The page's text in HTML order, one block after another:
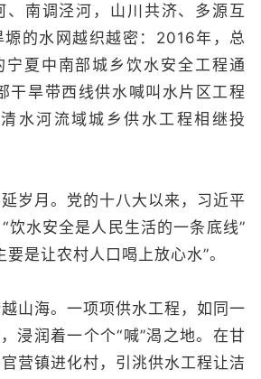
南调泾河，山川共济、多源互
的水网越织越密：2016年，总
夏中南部城乡饮水安全工程通
干旱带西线供水喊叫水片区工程
水河流域城乡供水工程相继投
月。党的十八大以来，习近平
饮水安全是人民生活的一条底线”
是让农村人口喝上放心水”。
海。一项项供水工程，如同一
浸润着一个个“喊”渴之地。在甘
营镇进化村，引洮供水工程让洁